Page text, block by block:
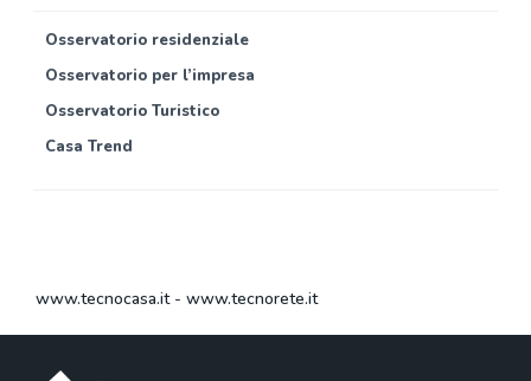
Osservatorio residenziale
Osservatorio per l’impresa
Osservatorio Turistico
Casa Trend
www.tecnocasa.it- www.tecnorete.it